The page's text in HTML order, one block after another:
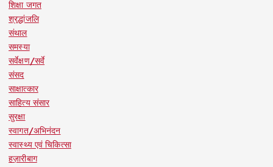
शिक्षा जगत
श्रद्धांजलि
संथाल
समस्या
सर्वेक्षण/सर्वे
संसद
साक्षात्कार
साहित्य संसार
सुरक्षा
स्वागत/अभिनंदन
स्वास्थ्य एवं चिकित्सा
हज़ारीबाग